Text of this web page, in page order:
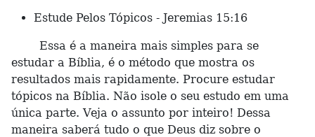
Estude Pelos Tópicos - Jeremias 15:16
Essa é a maneira mais simples para se
estudar a Bíblia, é o método que mostra os
resultados mais rapidamente. Procure estudar
tópicos na Bíblia. Não isole o seu estudo em uma
única parte. Veja o assunto por inteiro! Dessa
maneira saberá tudo o que Deus diz sobre o